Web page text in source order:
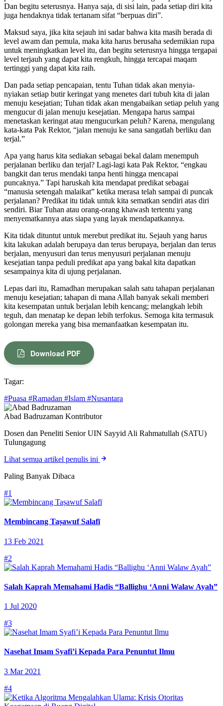
Dan begitu seterusnya. Hanya saja, di sisi lain, pada setiap diri kita
juga hendaknya tidak tertanam sifat “berpuas diri”.
Maksud saya, jika kita sejauh ini sadar bahwa kita masih berada di
level awam dan pemula, maka kita harus berusaha sedemikian rupa
untuk meningkatkan level itu, dan begitu seterusnya hingga tergapai
level terjauh yang dapat kita rengkuh, hingga tercapai maqam
tertinggi yang dapat kita raih.
Dan pada setiap pencapaian, tentu Tuhan tidak akan menyia-
nyiakan setiap butir keringat yang menetes dari tubuh kita di jalan
menuju kesejatian; Tuhan tidak akan mengabaikan setiap peluh yang
mengucur di jalan menuju kesejatian. Mengapa harus sampai
menetaskan keringat atau mengucurkan peluh? Karena, mengulang
kata-kata Pak Rektor, “jalan menuju ke sana sangatlah berliku dan
terjal.”
Apa yang harus kita sediakan sebagai bekal dalam menempuh
perjalanan berliku dan terjal? Lagi-lagi kata Pak Rektor, “engkau
bangkit dan terus mendaki tanpa henti hingga mencapai
puncaknya.” Tapi haruskah kita mendapat predikat sebagai
“manusia setengah malaikat” ketika merasa telah sampai di puncak
perjalanan? Predikat itu tidak untuk kita sematkan sendiri atas diri
sendiri. Biar Tuhan atau orang-orang khawash tertentu yang
menyematkannya atas siapa yang layak mendapatkannya.
Kita tidak dituntut untuk merebut predikat itu. Sejauh yang harus
kita lakukan adalah berupaya dan terus berupaya, berjalan dan terus
berjalan, menyusuri dan terus menyusuri perjalanan menuju
kesejatian tanpa peduli predikat apa yang bakal kita dapatkan
sesampainya kita di ujung perjalanan.
Lepas dari itu, Ramadhan merupakan salah satu tahapan perjalanan
menuju kesejatian; tahapan di mana Allah banyak sekali memberi
kita kesempatan untuk berjalan lebih kencang; melangkah lebih
teguh, dan menatap ke depan lebih terfokus. Semoga kita termasuk
golongan mereka yang bisa memanfaatkan kesempatan itu.
Download PDF
Tagar:
#Puasa #Ramadan #Islam #Nusantara
Abad Badruzaman Kontributor
Dosen dan Peneliti Senior UIN Sayyid Ali Rahmatullah (SATU)
Tulungagung
Lihat semua artikel penulis ini
Paling Banyak Dibaca
#1
Membincang Taṣawuf Salafī
13 Feb 2021
#2
Salah Kaprah Memahami Hadis “Ballighu ‘Anni Walaw Ayah”
1 Jul 2020
#3
Nasehat Imam Syafi’i Kepada Para Penuntut Ilmu
3 Mar 2021
#4